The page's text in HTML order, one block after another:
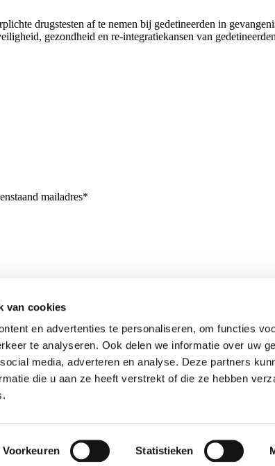
van cookies
en advertenties te personaliseren, om functies
te analyseren. Ook delen we informatie over uw
media, adverteren en analyse. Deze partners
die u aan ze heeft verstrekt of die ze hebben
Voorkeuren Statistieken
drugstesten af te nemen bij gedetineerden in
gezondheid en re-integratiekansen van
mailadres*